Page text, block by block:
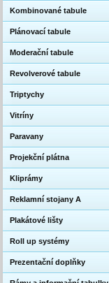
Kombinované tabule
Plánovací tabule
Moderační tabule
Revolverové tabule
Triptychy
Vitríny
Paravany
Projekční plátna
Kliprámy
Reklamní stojany A
Plakátové lišty
Roll up systémy
Prezentační doplňky